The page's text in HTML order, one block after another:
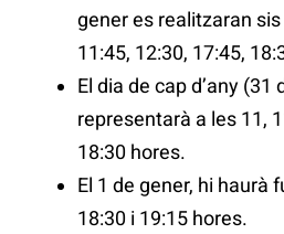
gener es realitzaran
11:45, 12:30, 17:45,
El dia de cap d’any
representarà a les 11,
18:30 hores.
El 1 de gener, hi haurà
18:30 i 19:15 hores.